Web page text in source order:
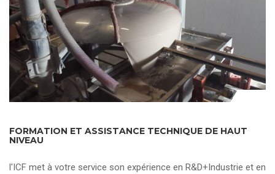
FORMATION ET ASSISTANCE TECHNIQUE DE HAUT
NIVEAU
l'ICF met à votre service son expérience en R&D+Industrie et en